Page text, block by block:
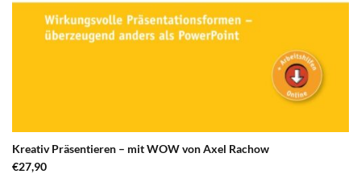
Kreativ Präsentieren – mit WOW von Axel Rachow
€27,90